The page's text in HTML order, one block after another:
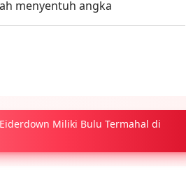
Miliki Bulu Termahal di